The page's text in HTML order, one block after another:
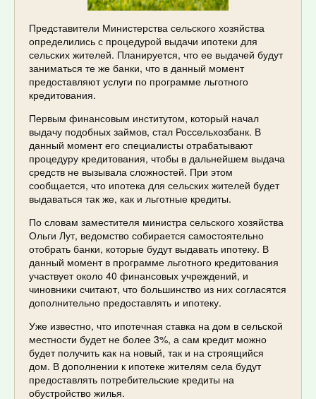
Представители Министерства сельского хозяйства
определились с процедурой выдачи ипотеки для
сельских жителей. Планируется, что ее выдачей будут
заниматься те же банки, что в данный момент
предоставляют услуги по программе льготного
кредитования.
Первым финансовым институтом, который начал
выдачу подобных займов, стал Россельхозбанк. В
данный момент его специалисты отрабатывают
процедуру кредитования, чтобы в дальнейшем выдача
средств не вызывала сложностей. При этом
сообщается, что ипотека для сельских жителей будет
выдаваться так же, как и льготные кредиты.
По словам заместителя министра сельского хозяйства
Ольги Лут, ведомство собирается самостоятельно
отобрать банки, которые будут выдавать ипотеку. В
данный момент в программе льготного кредитования
участвует около 40 финансовых учреждений, и
чиновники считают, что большинство из них согласятся
дополнительно предоставлять и ипотеку.
Уже известно, что ипотечная ставка на дом в сельской
местности будет не более 3%, а сам кредит можно
будет получить как на новый, так и на строящийся
дом. В дополнении к ипотеке жителям села будут
предоставлять потребительские кредиты на
обустройство жилья.